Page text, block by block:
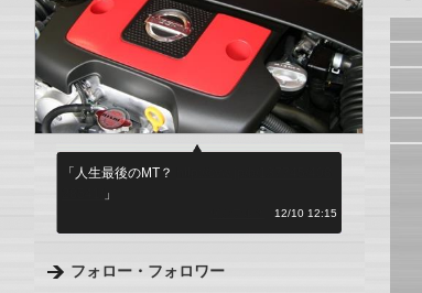
「人生最後のMT？
」
12/10 12:15
フォロー・フォロワー